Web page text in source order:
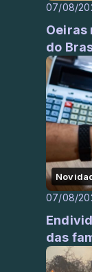
07/08/
Oeiras
do
07/08/
das